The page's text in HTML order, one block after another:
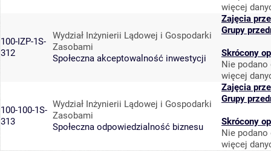
więcej
100-IZP-1S-
312
Wydział Inżynierii Lądowej i Gospodarki
Zasobami
Społeczna akceptowalność inwestycji
Zajęcia
Grupy
Skrócony
Nie
więcej
100-100-1S-
313
Wydział Inżynierii Lądowej i Gospodarki
Zasobami
Społeczna odpowiedzialność biznesu
Zajęcia
Grupy
Skrócony
Nie
więcej